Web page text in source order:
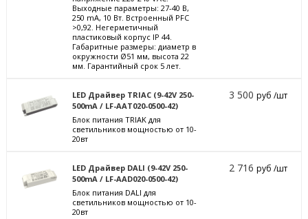
Выходные параметры: 27-40 В,
250 mА, 10 Вт. Встроенный PFC
>0,92. Негерметичный
пластиковый корпус IP 44.
Габаритные размеры: диаметр в
окружности Ø51 мм, высота 22
мм. Гарантийный срок 5 лет.
LED Драйвер TRIAC (9-42V 250-
500mA / LF-AAT020-0500-42)
Блок питания TRIAK для
светильников мощностью от 10-
20вт
3 500руб /шт
LED Драйвер DALI (9-42V 250-
500mA / LF-AAD020-0500-42)
Блок питания DALI для
светильников мощностью от 10-
20вт
2 716руб /шт